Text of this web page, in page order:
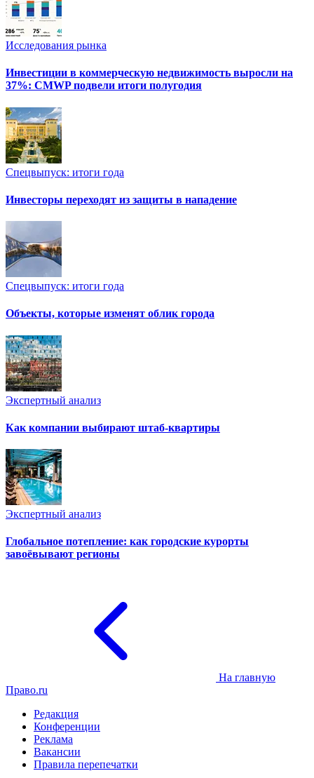
Исследования рынка
Инвестиции в коммерческую недвижимость выросли на
37%: CMWP подвели итоги полугодия
Спецвыпуск: итоги года
Инвесторы переходят из защиты в нападение
Спецвыпуск: итоги года
Объекты, которые изменят облик города
Экспертный анализ
Как компании выбирают штаб-квартиры
Экспертный анализ
Глобальное потепление: как городские курорты
завоёвывают регионы
На главную
Право.ru
Редакция
Конференции
Реклама
Вакансии
Правила перепечатки